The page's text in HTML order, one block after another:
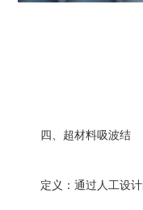
四、超材料吸波结
定义：通过人工设